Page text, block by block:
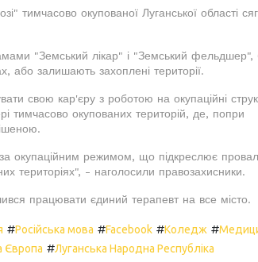
тимчасово окупованої Луганської області
"Земський лікар" і "Земський фельдшер",
або залишають захоплені території.
свою кар'єру з роботою на окупаційні
тимчасово окупованих територій, де, попри
окупаційним режимом, що підкреслює провал
територіях", - наголосили правозахисники.
працювати єдиний терапевт на все місто.
#Російська мова #Facebook #Коледж #
Європа #Луганська Народна Республіка